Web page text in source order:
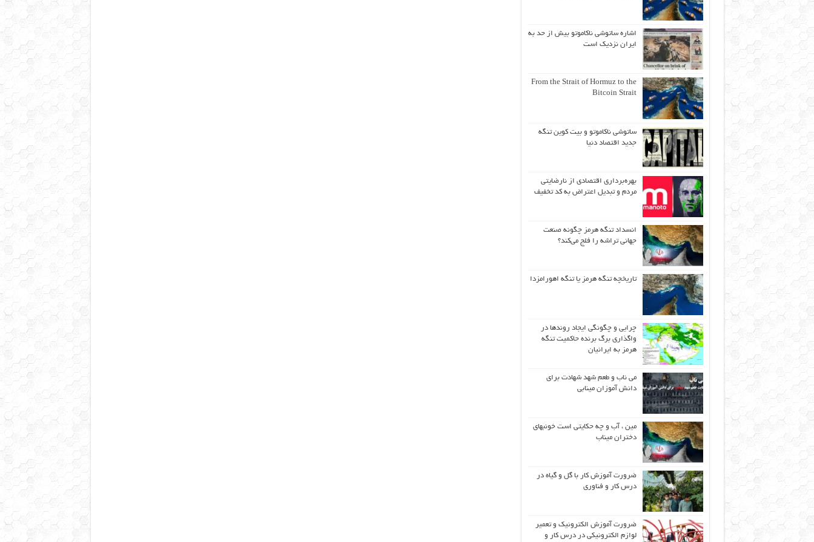
اشاره ساتوشی ناکاموتو بیش از حد به
ایران نزدیک است
From the Strait of Hormuz to the
Bitcoin Strait
ساتوشی ناکاموتو و بیت کوین تنگه
جدید اقتصاد دنیا
بهره‌برداری اقتصادی از نارضایتی
مردم و تبدیل اعتراض به کد تخفیف
انسداد تنگه هرمز چگونه صنعت
جهانی تراشه را فلج می‌کند؟
تاریخچه تنگه هرمز یا تنگه اهورامزدا
چرایی و چگونگی ایجاد روندها در
واگذاری برگ برنده حاکمیت تنگه
هرمز به ایرانیان
می ناب و طعم شهد شهادت برای
دانش آموزان مینابی
مین ، آب و چه حکایتی است خونبهای
دختران میناب
ضرورت آموزش کار با گل و گیاه در
درس کار و فناوری
ضرورت آموزش الکترونیک و تعمیر
لوازم الکترونیکی در درس کار و